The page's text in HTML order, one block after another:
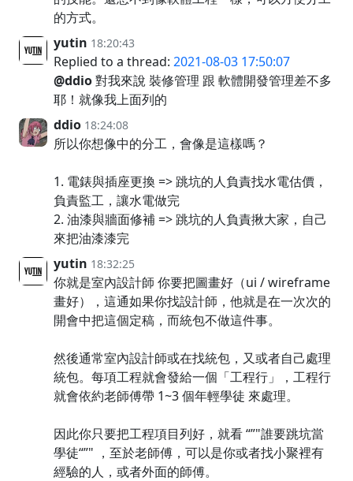
的方式。
yutin 18:20:43
Replied to a thread: 2021-08-03 17:50:07
@ddio對我來說 裝修管理 跟 軟體開發管理差不多
耶！就像我上面列的
ddio 18:24:08
所以你想像中的分工，會像是這樣嗎？
1. 電錶與插座更換 => 跳坑的人負責找水電估價，
負責監工，讓水電做完
2. 油漆與牆面修補 => 跳坑的人負責揪大家，自己
來把油漆漆完
yutin 18:32:25
你就是室內設計師 你要把圖畫好（ui / wireframe
畫好），這通如果你找設計師，他就是在一次次的
開會中把這個定稿，而統包不做這件事。
然後通常室內設計師或在找統包，又或者自己處理
統包。每項工程就會發給一個「工程行」，工程行
就會依約老師傅帶 1~3 個年輕學徒 來處理。
因此你只要把工程項目列好，就看 “”"誰要跳坑當
學徒“”" ，至於老師傅，可以是你或者找小聚裡有
經驗的人，或者外面的師傅。